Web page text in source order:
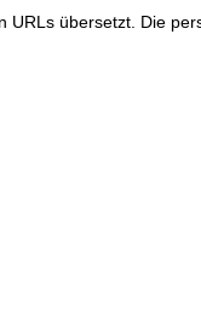
übersetzt. Die